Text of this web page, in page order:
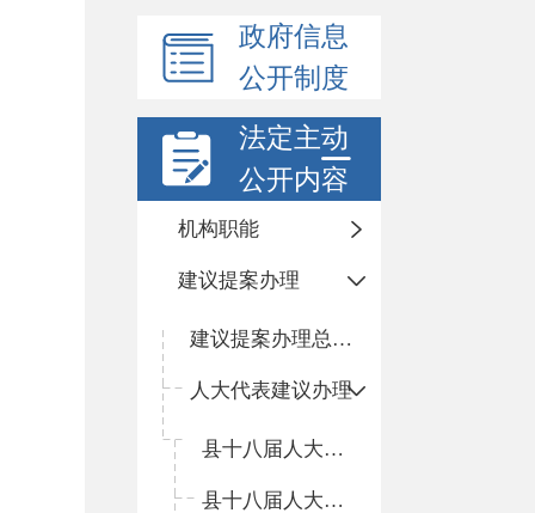
政府信息
公开制度
法定主动
公开内容
机构职能
建议提案办理
建议提案办理总体情况
人大代表建议办理
县十八届人大三次会议
县十八届人大二次会议